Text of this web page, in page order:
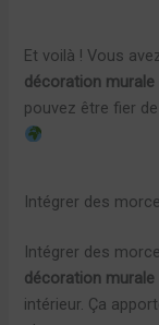
Et voilà ! Vous
décoration murale
pouvez être fier
Intégrer des
Intégrer des
décoration murale
intérieur. Ça